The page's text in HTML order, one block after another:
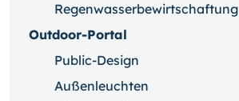
Regenwasserbewirtschaftung
Outdoor-Portal
Public-Design
Außenleuchten